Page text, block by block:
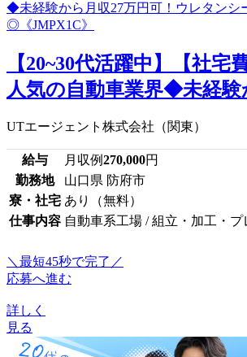
【20~30代活躍中】【社宅
人気の自動車業界◆未経験
UTエージェント株式会社（関東）
給与 月収例270,000円
勤務地
山口県 防府市
寮・社宅 あり（無料）
仕事内容 自動車系工場 / 組立・加工・プ
＼最短45秒で完了／
応募へ進む
詳しく
見る